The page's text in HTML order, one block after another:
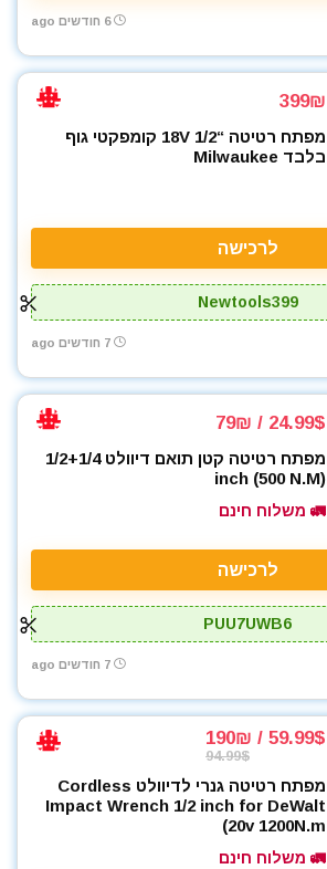
6 חודשים ago
399₪
מפתח רטיטה “1/2 18V קומפקטי גוף
בלבד Milwaukee
לרכישה
Newtools399
7 חודשים ago
24.99$ / 79₪
מפתח רטיטה קטן תואם דיוולט 1/2+1/4
inch (500 N.M)
🚛 משלוח חינם
לרכישה
PUU7UWB6
7 חודשים ago
59.99$ / 190₪
94.99$
מפתח רטיטה גנרי לדיוולט Cordless
Impact Wrench 1/2 inch for DeWalt
20v 1200N.m)
🚛 משלוח חינם